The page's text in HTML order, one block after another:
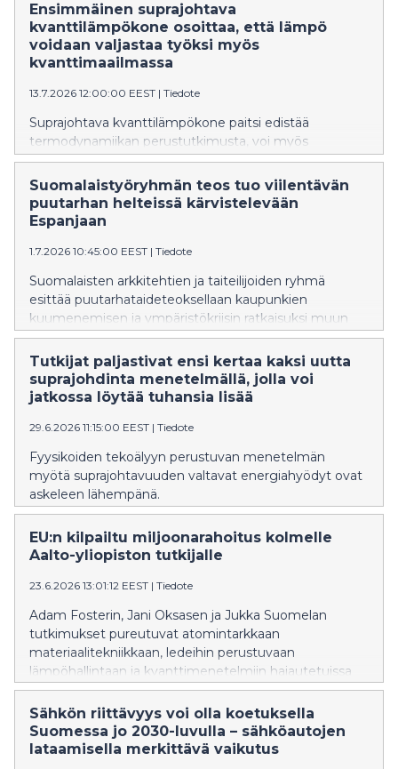
Ensimmäinen suprajohtava
kvanttilämpökone osoittaa, että lämpö
voidaan valjastaa työksi myös
kvanttimaailmassa
13.7.2026 12:00:00 EEST | Tiedote
Suprajohtava kvanttilämpökone paitsi edistää
termodynamiikan perustutkimusta, voi myös
merkittävästi pienentää tulevaisuuden
kvanttitietokoneiden hintalappua.
Suomalaistyöryhmän teos tuo viilentävän
puutarhan helteissä kärvistelevään
Espanjaan
1.7.2026 10:45:00 EEST | Tiedote
Suomalaisten arkkitehtien ja taiteilijoiden ryhmä
esittää puutarhataideteoksellaan kaupunkien
kuumenemisen ja ympäristökriisin ratkaisuksi muun
muassa kasvillisuutta ja yhteisöllisyyttä.
Tutkijat paljastivat ensi kertaa kaksi uutta
suprajohdinta menetelmällä, jolla voi
jatkossa löytää tuhansia lisää
29.6.2026 11:15:00 EEST | Tiedote
Fyysikoiden tekoälyyn perustuvan menetelmän
myötä suprajohtavuuden valtavat energiahyödyt ovat
askeleen lähempänä.
EU:n kilpailtu miljoonarahoitus kolmelle
Aalto-yliopiston tutkijalle
23.6.2026 13:01:12 EEST | Tiedote
Adam Fosterin, Jani Oksasen ja Jukka Suomelan
tutkimukset pureutuvat atomintarkkaan
materiaalitekniikkaan, ledeihin perustuvaan
lämpöhallintaan ja kvanttimenetelmiin hajautetuissa
verkoissa.
Sähkön riittävyys voi olla koetuksella
Suomessa jo 2030-​luvulla – sähköautojen
lataamisella merkittävä vaikutus